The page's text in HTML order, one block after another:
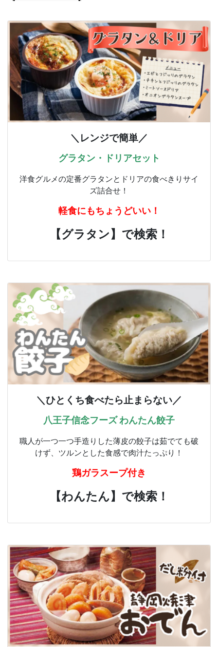
＼レンジで簡単／
グラタン・ドリアセット
洋食グルメの定番グラタンとドリアの食べきりサイ
ズ詰合せ！
軽食にもちょうどいい！
【グラタン】で検索！
＼ひとくち食べたら止まらない／
八王子信念フーズ わんたん餃子
職人が一つ一つ手造りした薄皮の餃子は茹でても破
けず、ツルンとした食感で肉汁たっぷり！
鶏ガラスープ付き
【わんたん】で検索！